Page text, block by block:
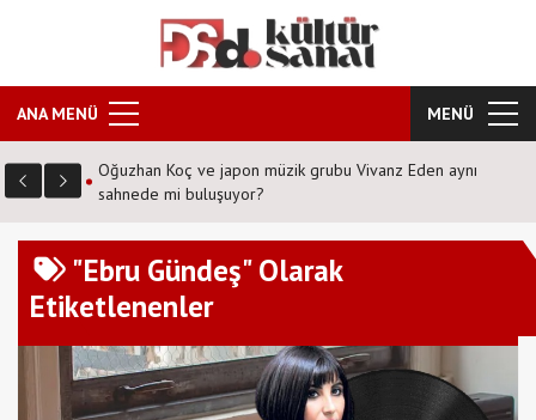
ANA MENÜ MENÜ
aynı
Şafak Sezer'den tiyatroseverlere ''Karanlıkta kumpas''
sürprizi!
"Ebru Gündeş" Olarak
Etiketlenenler